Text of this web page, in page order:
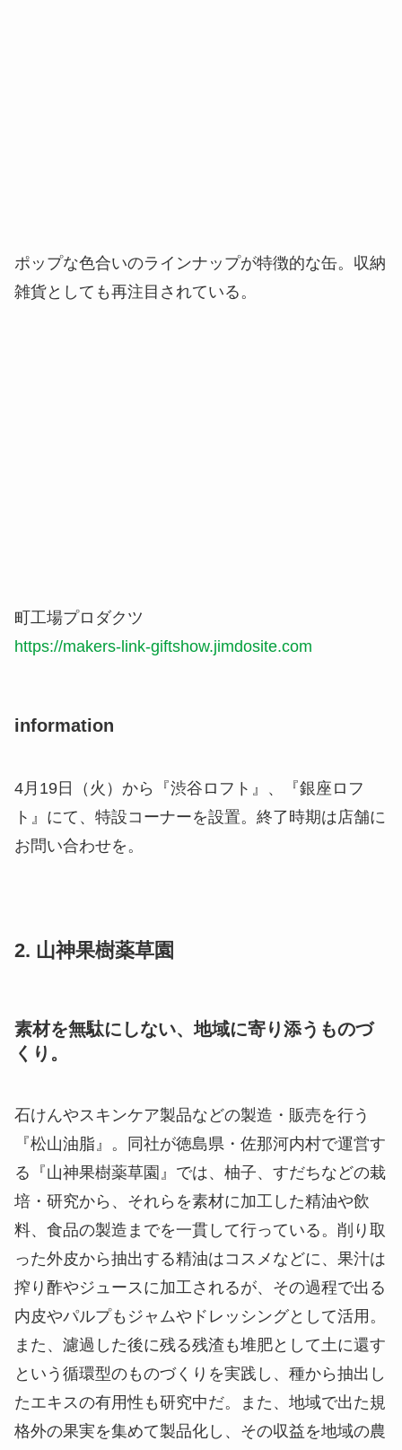
ポップな色合いのラインナップが特徴的な缶。収納
雑貨としても再注目されている。
町工場プロダクツ
https://makers-link-giftshow.jimdosite.com
information
4月19日（火）から『渋谷ロフト』、『銀座ロフ
ト』にて、特設コーナーを設置。終了時期は店舗に
お問い合わせを。
2. 山神果樹薬草園
素材を無駄にしない、地域に寄り添うものづ
くり。
石けんやスキンケア製品などの製造・販売を行う
『松山油脂』。同社が徳島県・佐那河内村で運営す
る『山神果樹薬草園』では、柚子、すだちなどの栽
培・研究から、それらを素材に加工した精油や飲
料、食品の製造までを一貫して行っている。削り取
った外皮から抽出する精油はコスメなどに、果汁は
搾り酢やジュースに加工されるが、その過程で出る
内皮やパルプもジャムやドレッシングとして活用。
また、濾過した後に残る残渣も堆肥として土に還す
という循環型のものづくりを実践し、種から抽出し
たエキスの有用性も研究中だ。また、地域で出た規
格外の果実を集めて製品化し、その収益を地域の農